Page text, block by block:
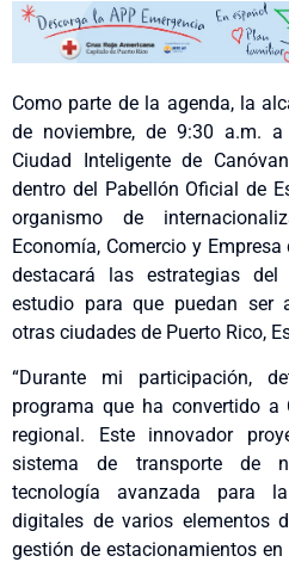
Como parte de la agenda, la
de noviembre, de 9:30 a.m.
Ciudad Inteligente de
dentro del Pabellón Oficial de
organismo de
Economía, Comercio y
destacará las estrategias
estudio para que puedan ser
otras ciudades de Puerto Rico,
“Durante mi participación,
programa que ha convertido a
regional. Este innovador
sistema de transporte de
tecnología avanzada para
digitales de varios elementos
gestión de estacionamientos